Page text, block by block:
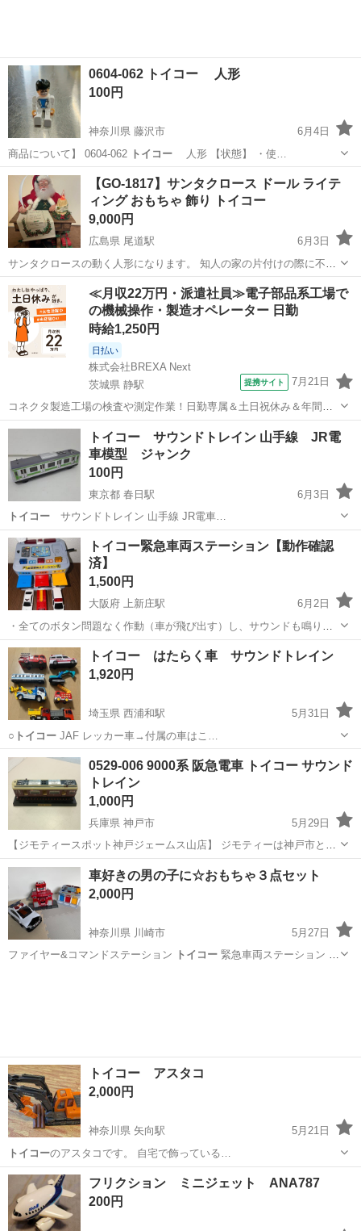
0604-062 トイコー 人形
100円
神奈川県 藤沢市
6月4日
商品について】 0604-062
トイコー 人形 【状態】 ・使…
神奈川 藤沢市 トイコー
【GO-1817】サンタクロース ドール ライテ
ィング おもちゃ 飾り トイコー
9,000円
広島県 尾道駅
6月3日
サンタクロースの動く人形になります。 知人の家の片付けの際に不要
になった物です。 通電、サンタの手の動き、ランプの点灯、メロディ
の再生確認済です。 メロディは音量を上げ下げする際、ガリ音がしま
す。 箱付きですが、箱は破れ...
広島 尾道市 尾道駅 年中行事用品
≪月収22万円・派遣社員≫電子部品系工場で
の機械操作・製造オペレーター 日勤
時給1,250円
日払い
株式会社BREXA Next
茨城県 静駅
提携サイト 7月21日
コネクタ製造工場の検査や測定作業！日勤専属＆土日祝休み＆年間休
日128日★クリーンルーム内作業★マイカー通勤OK＆無料駐車場あり
★就業先食堂利用可！日払い制度あり！《茨城県常陸大宮市》 人気の
工場のお仕事 ◇コネクタ製造工...
茨城 常陸大宮市 その他
トイコー サウンドトレイン 山手線 JR電
車模型 ジャンク
100円
東京都 春日駅
6月3日
トイコーサウンドトレイン 山手線 JR電車…
東京 文京区 春日駅 ミニカー
トイコー緊急車両ステーション【動作確認
済】
1,500円
大阪府 上新庄駅
6月2日
・全てのボタン問題なく作動（車が飛び出す）し、サウンドも鳴りま
す ・無線機の線が取れています ・元々白いアンテナが取れやすくなっ
ています ・黄色い“緊急車両ステーション“のシールにベタつき、剥が
れがあります ・専用箱はありま...
大阪 大阪市 上新庄駅 おもちゃ
トイコー はたらく車 サウンドトレイン
1,920円
埼玉県 西浦和駅
5月31日
○ トイコー JAF レッカー車→付属の車はこ…
埼玉 さいたま市 おもちゃ トイコー
0529-006 9000系 阪急電車 トイコー サウンド
トレイン
1,000円
兵庫県 神戸市
5月29日
【ジモティースポット神戸ジェームス山店】 ジモティーは神戸市と連
携して、まだ使えるもののリユースに取り組んでいます。 【サイズ】
詳細は現地でご確認ください 【状態】 ・使用に伴う多少のスレ、キ...
兵庫 神戸市 おもちゃ リユース
車好きの男の子に☆おもちゃ３点セット
2,000円
神奈川県 川崎市
5月27日
ファイヤー&コマンドステーション
トイコー緊急車両ステーション デ
トイコー アスタコ
2,000円
神奈川県 矢向駅
5月21日
トイコーのアスタコです。 自宅で飾っている…
神奈川 横浜市 矢向駅
フリクション ミニジェット ANA787
200円